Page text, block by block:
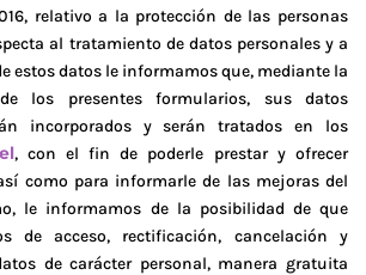
relativo a la protección de las personas
al tratamiento de datos personales y a
estos datos le informamos que, mediante la
los presentes formularios, sus datos
incorporados y serán tratados en los
, con el fin de poderle prestar y ofrecer
como para informarle de las mejoras del
le informamos de la posibilidad de que
de acceso, rectificación, cancelación y
de carácter personal, manera gratuita